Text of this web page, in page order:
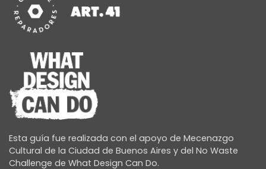
Esta guía fue realizada con el apoyo de Mecenazgo
Cultural de la Ciudad de Buenos Aires y del No Waste
Challenge de What Design Can Do.